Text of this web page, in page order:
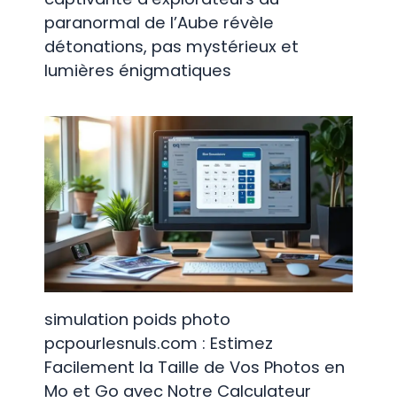
paranormal de l’Aube révèle
détonations, pas mystérieux et
lumières énigmatiques
simulation poids photo
pcpourlesnuls.com​ : Estimez
Facilement la Taille de Vos Photos en
Mo et Go avec Notre Calculateur